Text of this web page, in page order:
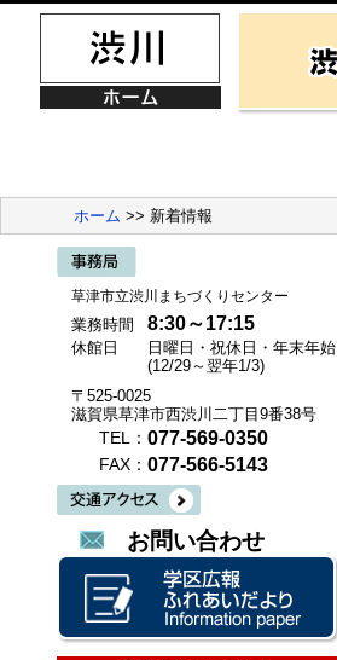
ホーム >> 新着情報
草津市立渋川まちづくりセンター
業務時間 8:30～17:15
休館日
日曜日・祝休日・年末年始
(12/29～翌年1/3)
〒525-0025
滋賀県草津市西渋川二丁目9番38号
TEL： 077-569-0350
FAX： 077-566-5143
お問い合わせ